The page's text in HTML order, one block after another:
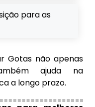
para as
Gotas não apenas
ajuda na
a longo prazo.